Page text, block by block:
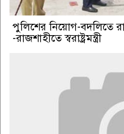
পুলিশের নিয়োগ-বদলিতে
-রাজশাহীতে স্বরাষ্ট্রমন্ত্রী